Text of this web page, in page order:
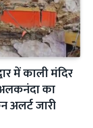
में काली मंदिर
अलकनंदा का
जारी